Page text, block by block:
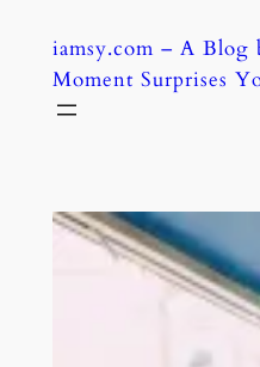
content
iamsy.com – A
Moment Surprises